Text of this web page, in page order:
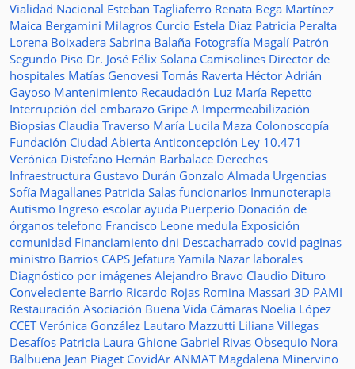
Vialidad Nacional Esteban Tagliaferro Renata Bega Martínez
Maica Bergamini Milagros Curcio Estela Diaz Patricia Peralta
Lorena Boixadera Sabrina Balaña Fotografía Magalí Patrón
Segundo Piso Dr. José Félix Solana Camisolines Director de
hospitales Matías Genovesi Tomás Raverta Héctor Adrián
Gayoso Mantenimiento Recaudación Luz María Repetto
Interrupción del embarazo Gripe A Impermeabilización
Biopsias Claudia Traverso María Lucila Maza Colonoscopía
Fundación Ciudad Abierta Anticoncepción Ley 10.471
Verónica Distefano Hernán Barbalace Derechos
Infraestructura Gustavo Durán Gonzalo Almada Urgencias
Sofía Magallanes Patricia Salas funcionarios Inmunoterapia
Autismo Ingreso escolar ayuda Puerperio Donación de
órganos telefono Francisco Leone medula Exposición
comunidad Financiamiento dni Descacharrado covid paginas
ministro Barrios CAPS Jefatura Yamila Nazar laborales
Diagnóstico por imágenes Alejandro Bravo Claudio Dituro
Conveleciente Barrio Ricardo Rojas Romina Massari 3D PAMI
Restauración Asociación Buena Vida Cámaras Noelia López
CCETVerónica González Lautaro Mazzutti Liliana Villegas
Desafíos Patricia Laura Ghione Gabriel Rivas Obsequio Nora
Balbuena Jean Piaget CovidAr ANMAT Magdalena Minervino